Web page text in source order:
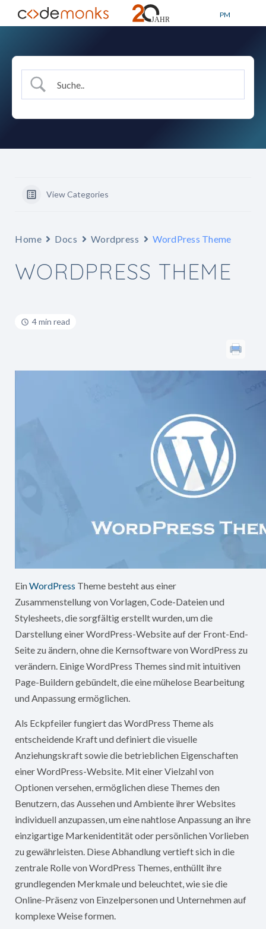
PM
View Categories
Home Docs Wordpress WordPress Theme
WORDPRESS THEME
4 min read
EinWordPress Theme besteht aus einer
Zusammenstellung von Vorlagen, Code-Dateien und
Stylesheets, die sorgfältig erstellt wurden, um die
Darstellung einer WordPress-Website auf der Front-End-
Seite zu ändern, ohne die Kernsoftware von WordPress zu
verändern. Einige WordPress Themes sind mit intuitiven
Page-Buildern gebündelt, die eine mühelose Bearbeitung
und Anpassung ermöglichen.
Als Eckpfeiler fungiert das WordPress Theme als
entscheidende Kraft und definiert die visuelle
Anziehungskraft sowie die betrieblichen Eigenschaften
einer WordPress-Website. Mit einer Vielzahl von
Optionen versehen, ermöglichen diese Themes den
Benutzern, das Aussehen und Ambiente ihrer Websites
individuell anzupassen, um eine nahtlose Anpassung an ihre
einzigartige Markenidentität oder persönlichen Vorlieben
zu gewährleisten. Diese Abhandlung vertieft sich in die
zentrale Rolle von WordPress Themes, enthüllt ihre
grundlegenden Merkmale und beleuchtet, wie sie die
Online-Präsenz von Einzelpersonen und Unternehmen auf
komplexe Weise formen.